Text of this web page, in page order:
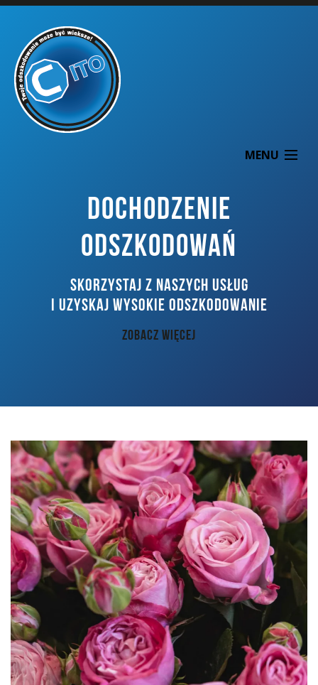
MENU
DOCHODZENIE ODSZKODOWAŃ
KONTAKT
DOCHODZENIE
ODSZKODOWAŃ
SKORZYSTAJ Z NASZYCH USŁUG
I UZYSKAJ WYSOKIE ODSZKODOWANIE
ZOBACZ WIĘCEJ